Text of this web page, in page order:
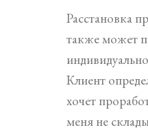
Расстановка
также может
Клиент
хочет
меня не